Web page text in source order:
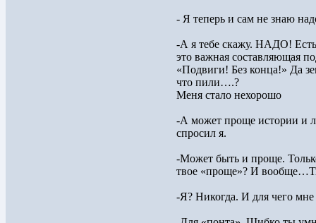
- Я теперь и сам не знаю
-А я тебе скажу. НАДО!
это важная составляющая
«Подвиги! Без конца!» Да
что пили….?
Меня стало нехорошо
-А может проще истории и
спросил я.
-Может быть и проще.
твое «проще»? И
-Я? Никогда. И для чего мне